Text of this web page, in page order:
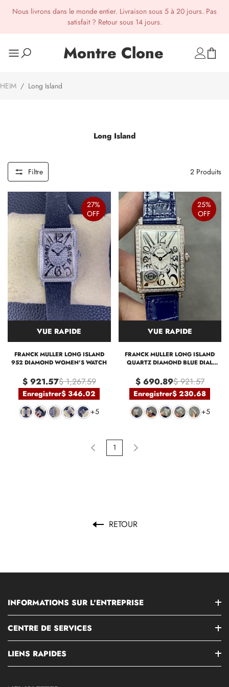
Nous livrons dans le monde entier. Livraison sous 5 à 20 jours. Pas
satisfait ? Retour sous 14 jours.
Montre Clone
HEIM / Long Island
Long Island
Filtre 2 Produits
27%
OFF
VUE RAPIDE
FRANCK MULLER LONG ISLAND
952 DIAMOND WOMEN'S WATCH
$ 921.57$ 1,267.59
Enregistrer$ 346.02
+5
25%
OFF
VUE RAPIDE
FRANCK MULLER LONG ISLAND
QUARTZ DIAMOND BLUE DIAL
$ 690.89$ 921.57
Enregistrer$ 230.68
+5
1
RETOUR
INFORMATIONS SUR L'ENTREPRISE
CENTRE DE SERVICES
LIENS RAPIDES